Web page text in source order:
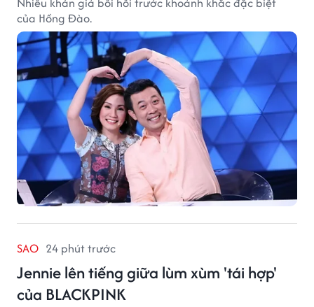
của Hồng Đào.
SAO 24 phút trước
Jennie lên tiếng giữa lùm xùm 'tái hợp'
của BLACKPINK